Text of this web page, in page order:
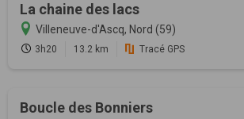
La chaine des lacs
Villeneuve-d'Ascq, Nord (59)
3h20 13.2 km Tracé GPS
Boucle des Bonniers